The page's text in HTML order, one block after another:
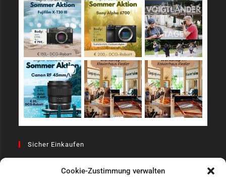
Cookie-Zustimmung verwalten
Sicher Einkaufen